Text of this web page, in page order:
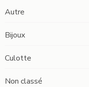
Autre
Bijoux
Culotte
Non classé